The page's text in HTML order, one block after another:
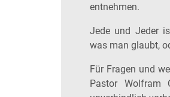
entnehmen.
Jede und Jeder
was man glaubt,
Für Fragen und
Pastor Wolfram